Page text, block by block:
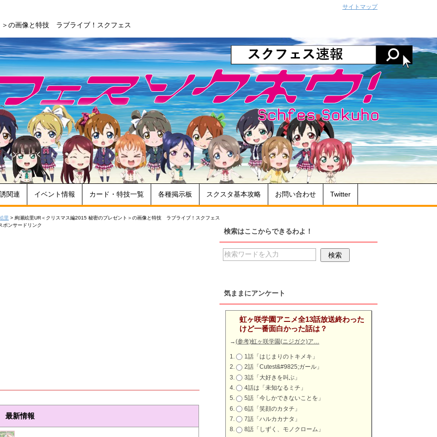
の画像と特技 ラブライブ！スクフェス
関連 イベント情報 カード・特技一覧 各種掲示板 スクスタ基本攻略 お問い合わせ Twitter
里 > 絢瀬絵里UR＜クリスマス編2015 秘密のプレゼント＞の画像と特技 ラブライブ！スクフェス
ポンサードリンク
最新情報
検索はここからできるわよ！
気ままにアンケート
虹ヶ咲学園アニメ全13話放送終わった
けど一番面白かった話は？
→(参考)虹ヶ咲学園(ニジガク)ア…
1話「はじまりのトキメキ」
2話「Cutest&#9825;ガール」
3話「大好きを叫ぶ」
4話は「未知なるミチ」
5話「今しかできないことを」
6話「笑顔のカタチ」
7話「ハルカカナタ」
8話「しずく、モノクローム」
サイトマップ